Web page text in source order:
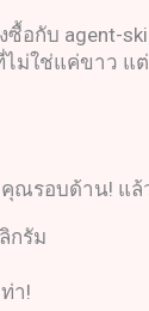
ซื้อกับ
ช่แค่ขาว แต่
รอบด้าน! แล้
กรัม
า!